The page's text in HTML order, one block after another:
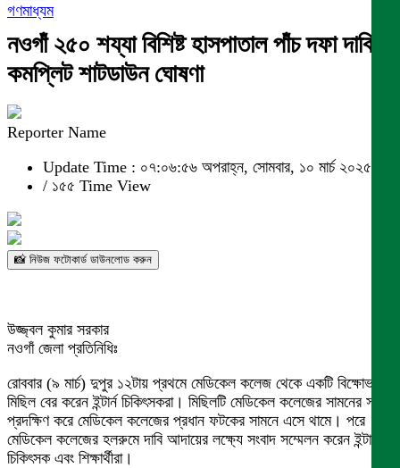
গণমাধ্যম
নওগাঁ ২৫০ শয্যা বিশিষ্ট হাসপাতাল পাঁচ দফা দাবিতে
কমপ্লিট শাটডাউন ঘোষণা
Reporter Name
Update Time : ০৭:০৬:৫৬ অপরাহ্ন, সোমবার, ১০ মার্চ ২০২৫
/ ১৫৫ Time View
📸 নিউজ ফটোকার্ড ডাউনলোড করুন
উজ্জ্বল কুমার সরকার
নওগাঁ জেলা প্রতিনিধিঃ
রোববার (৯ মার্চ) দুপুর ১২টায় প্রথমে মেডিকেল কলেজ থেকে একটি বিক্ষোভ
মিছিল বের করেন ইন্টার্ন চিকিৎসকরা। মিছিলটি মেডিকেল কলেজের সামনের সড়ক
প্রদক্ষিণ করে মেডিকেল কলেজের প্রধান ফটকের সামনে এসে থামে। পরে
মেডিকেল কলেজের হলরুমে দাবি আদায়ের লক্ষ্যে সংবাদ সম্মেলন করেন ইন্টার্ন
চিকিৎসক এবং শিক্ষার্থীরা।